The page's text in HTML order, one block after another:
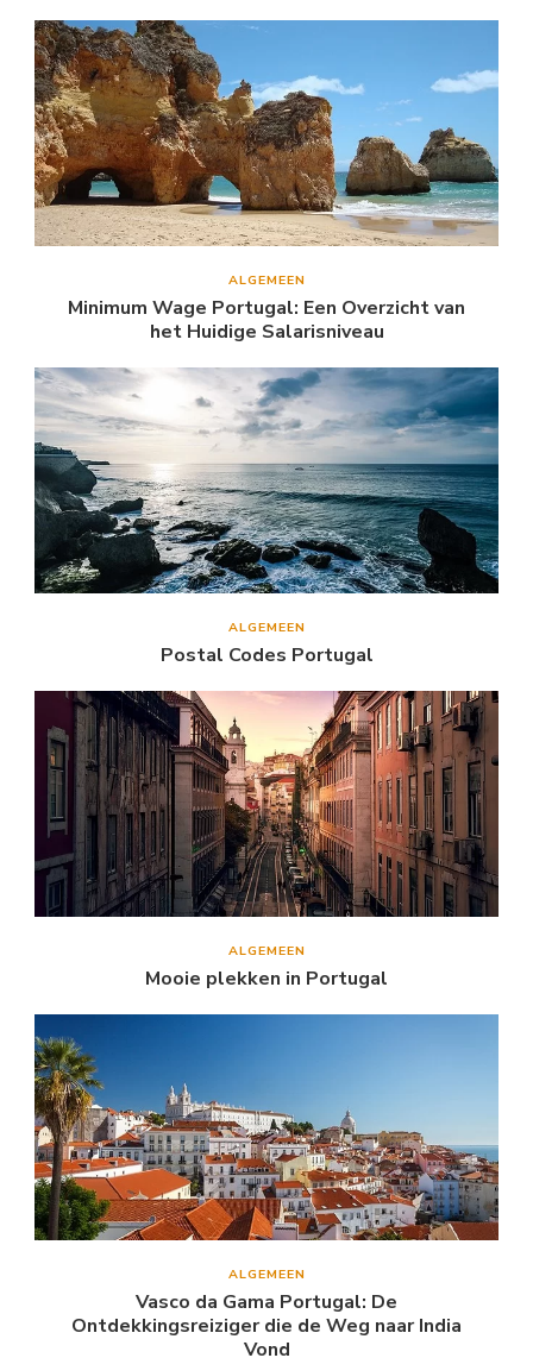
ALGEMEEN
Minimum Wage Portugal: Een Overzicht van
het Huidige Salarisniveau
ALGEMEEN
Postal Codes Portugal
ALGEMEEN
Mooie plekken in Portugal
ALGEMEEN
Vasco da Gama Portugal: De
Ontdekkingsreiziger die de Weg naar India
Vond